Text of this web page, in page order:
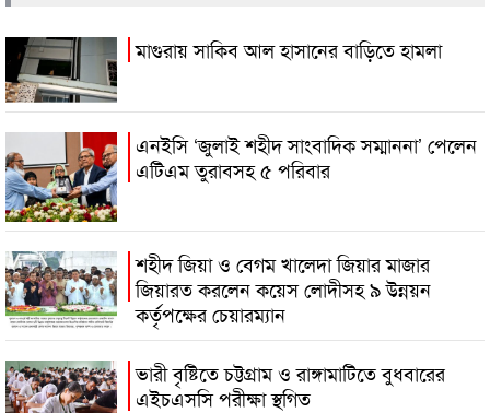
মাগুরায় সাকিব আল হাসানের বাড়িতে হামলা
এনইসি ‘জুলাই শহীদ সাংবাদিক সম্মাননা’ পেলেন
এটিএম তুরাবসহ ৫ পরিবার
শহীদ জিয়া ও বেগম খালেদা জিয়ার মাজার
জিয়ারত করলেন কয়েস লোদীসহ ৯ উন্নয়ন
কর্তৃপক্ষের চেয়ারম্যান
ভারী বৃষ্টিতে চট্টগ্রাম ও রাঙ্গামাটিতে বুধবারের
এইচএসসি পরীক্ষা স্থগিত